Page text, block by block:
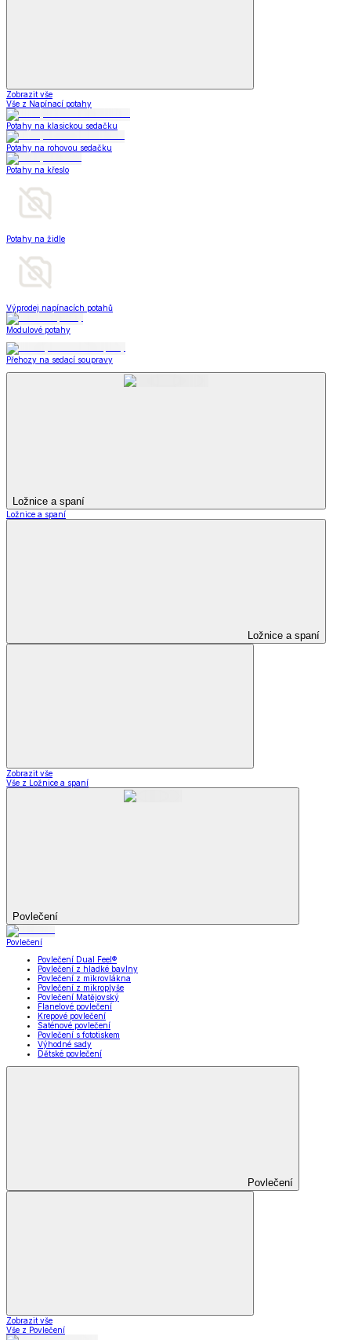
Zobrazit vše
Vše z Napínací potahy
Potahy na klasickou sedačku
Potahy na rohovou sedačku
Potahy na křeslo
Potahy na židle
Výprodej napínacích potahů
Modulové potahy
Přehozy na sedací soupravy
Ložnice a spaní
Ložnice a spaní
Ložnice a spaní
Zobrazit vše
Vše z Ložnice a spaní
Povlečení
Povlečení
Povlečení Dual Feel®
Povlečení z hladké bavlny
Povlečení z mikrovlákna
Povlečení z mikroplyše
Povlečení Matějovský
Flanelové povlečení
Krepové povlečení
Saténové povlečení
Povlečení s fototiskem
Výhodné sady
Dětské povlečení
Povlečení
Zobrazit vše
Vše z Povlečení